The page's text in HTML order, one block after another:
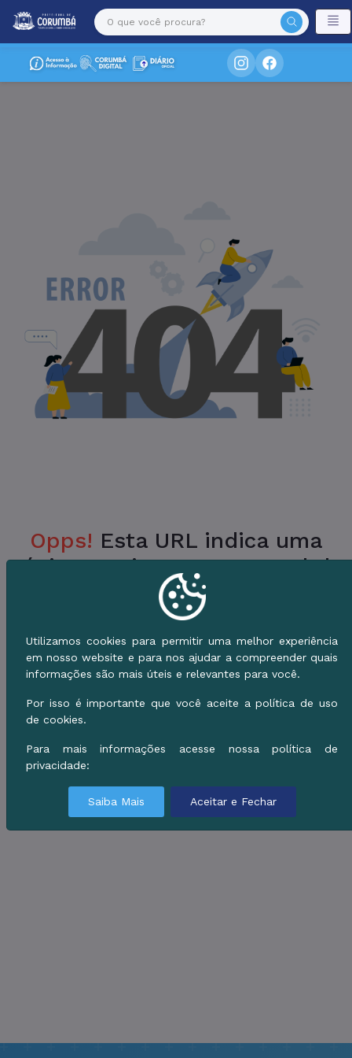
Opps! Esta URL indica uma
Página Inexistente no Portal da
Prefeitura.
Verifique a URL ou vá para o Início e use o
Menu de Serviços.
Utilizamos cookies para permitir uma melhor experiência
em nosso website e para nos ajudar a compreender quais
informações são mais úteis e relevantes para você.
Por isso é importante que você aceite a política de uso
de cookies.
Para mais informações acesse nossa política de
privacidade:
Saiba Mais Aceitar e Fechar